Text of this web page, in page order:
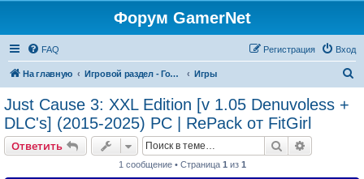
Форум GamerNet
FAQ Вход
Регистрация
На главную Игровой раздел - Готовые игры и игровые разработки Игры
Just Cause 3: XXL Edition [v 1.05 Denuvoless +
DLC's] (2015-2025) PC | RePack от FitGirl
Ответить Поиск
1 сообщение • Страница 1 из 1